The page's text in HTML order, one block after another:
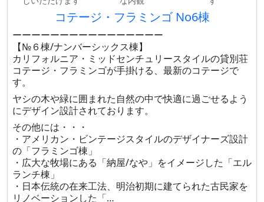
コテージ・フラミンゴ No6棟
ーーーーーーーーーーーーーーーー
【№６棟/ナンバーシックス棟】
カリフォルニア・ミッドセンチュリースタイルの貸別荘
コテージ・フラミンゴが手掛ける、最新のコテージで
す。
ヤシの木や緑に囲まれた自然の中で快適に過ごせるよう
にデザイン設計されております。
その他には・・・
・アメリカン・ビンテージスタイルのデザイナーズ設計
の「フラミンゴ棟」
・広大な牧場にある「納屋/なや」をイメージした「エル
ランチ棟」
・日本伝統の在来工法、明治初期に建てられた古民家を
リノベーションした「…